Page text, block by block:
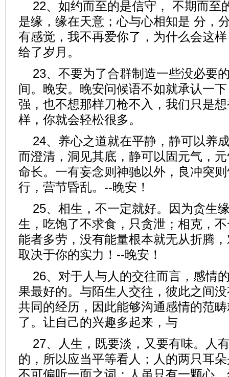
22、如约而至的是信守， 不期而至
是缘，缘在天意；心与心相知是 分，
有感觉，我不再爱你了，为什么会这
给了岁月。
23、不要为了合群制造一些没必要
间。晚安。晚安问候语不如就承认一
强，也不想那样刀枪不入，我们只是
样，你就会轻松很多。
24、养心之道就在平静，静可以养
而澄清，洞见其底，静可以固元气，
命长。一有妄念则神驰以外，良冲突
行，营节昏乱。--晚安！
25、相生，不一定就好。因为贪生
生，吃饱了不求食，只贪泄；相克，
能者多劳，没有能量根本就无从折腾
取决于你的实力！--晚安！
26、对于人与人的交往而言，感情
果最好的。与陌生人交往，彼此之间
共同的经历，因此能够沟通感情的范
了。让自己的兴趣多起来，与
27、人生，既要淡，又要有味。人
的，所以应当平等看人；人的两只耳
不可偏听一面之词；人虽只有一颗心